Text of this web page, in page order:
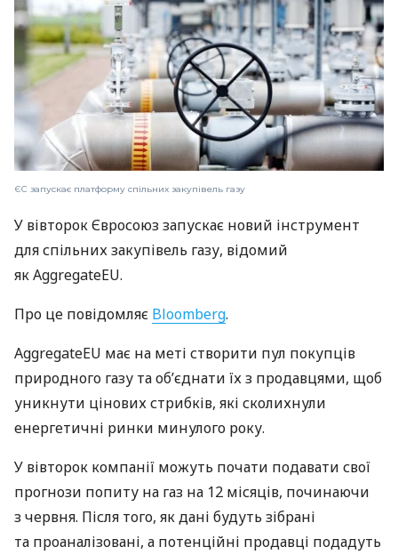
ЄС запускає платформу спільних закупівель газу
У вівторок Євросоюз запускає новий інструмент
для спільних закупівель газу, відомий
як AggregateEU.
Про це повідомляє Bloomberg.
AggregateEU має на меті створити пул покупців
природного газу та об’єднати їх з продавцями, щоб
уникнути цінових стрибків, які сколихнули
енергетичні ринки минулого року.
У вівторок компанії можуть почати подавати свої
прогнози попиту на газ на 12 місяців, починаючи
з червня. Після того, як дані будуть зібрані
та проаналізовані, а потенційні продавці подадуть